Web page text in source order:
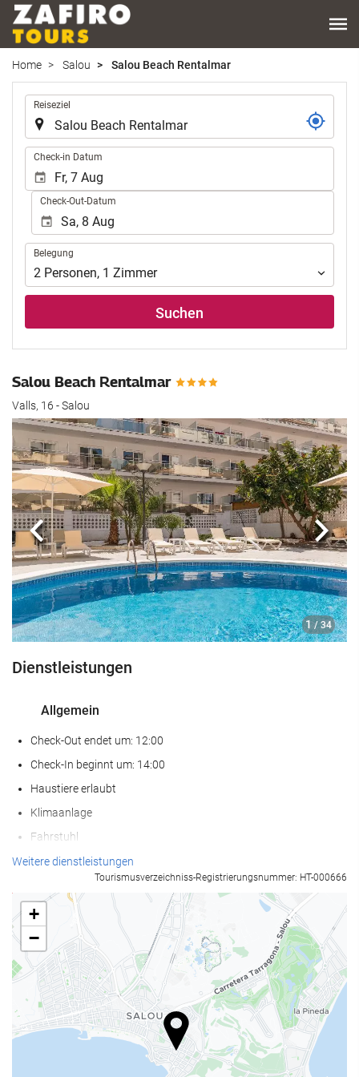
Home Salou Salou Beach Rentalmar
Reiseziel
Check-in Datum
Check-Out-Datum
Belegung
Belegung
2 Personen, 1 Zimmer
Suchen
Salou Beach Rentalmar
Valls, 16 - Salou
1 / 34
Zurück
Dienstleistungen
Allgemein
Check-Out endet um: 12:00
Check-In beginnt um: 14:00
Haustiere erlaubt
Klimaanlage
Fahrstuhl
Zugang für Personen mit eingeschränkter Mobilität
Nichtraucher-Räume
Nichtraucherunterkunft (Alle öffentlichen und privaten Bereiche
sind Nichtraucherzonen)
Schwimmbad
Schwimmbad
Außenpool
Außenpool (ganzjährig)
Weitere dienstleistungen
Tourismusverzeichniss-Registrierungsnummer: HT-000666
+
−